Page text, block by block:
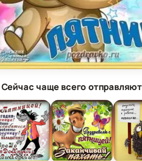
ура пятница со
чаще всего отправляют